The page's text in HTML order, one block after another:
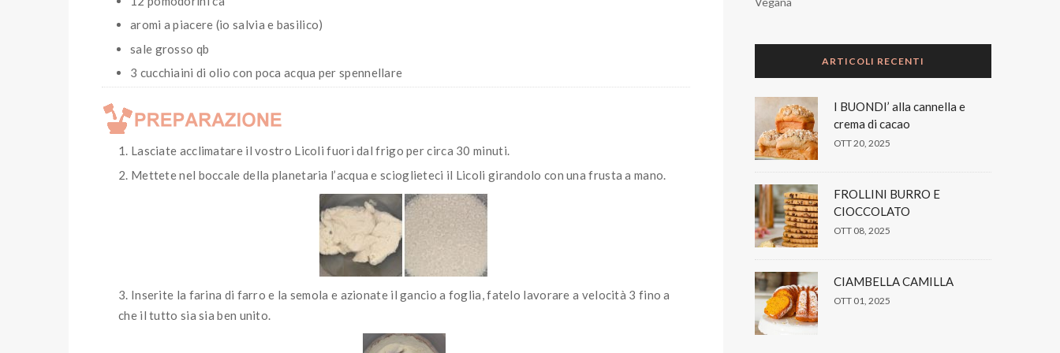
aromi a piacere (io salvia e basilico)
sale grosso qb
3 cucchiaini di olio con poca acqua per spennellare
Lasciate acclimatare il vostro Licoli fuori dal frigo per circa 30 minuti.
Mettete nel boccale della planetaria l’acqua e scioglieteci il Licoli girandolo con una frusta a mano.
Inserite la farina di farro e la semola e azionate il gancio a foglia, fatelo lavorare a velocità 3 fino a
che il tutto sia sia ben unito.
ARTICOLI RECENTI
I BUONDI’ alla cannella e
crema di cacao
OTT 20, 2025
FROLLINI BURRO E
CIOCCOLATO
OTT 08, 2025
CIAMBELLA CAMILLA
OTT 01, 2025